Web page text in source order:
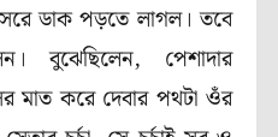
ডাক পড়তে লাগল। তবে
বুঝেছিলেন, পেশাদার
মাত করে দেবার পথটা ওঁর